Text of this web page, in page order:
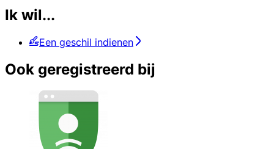
Ik wil...
Een geschil indienen
Ook geregistreerd bij